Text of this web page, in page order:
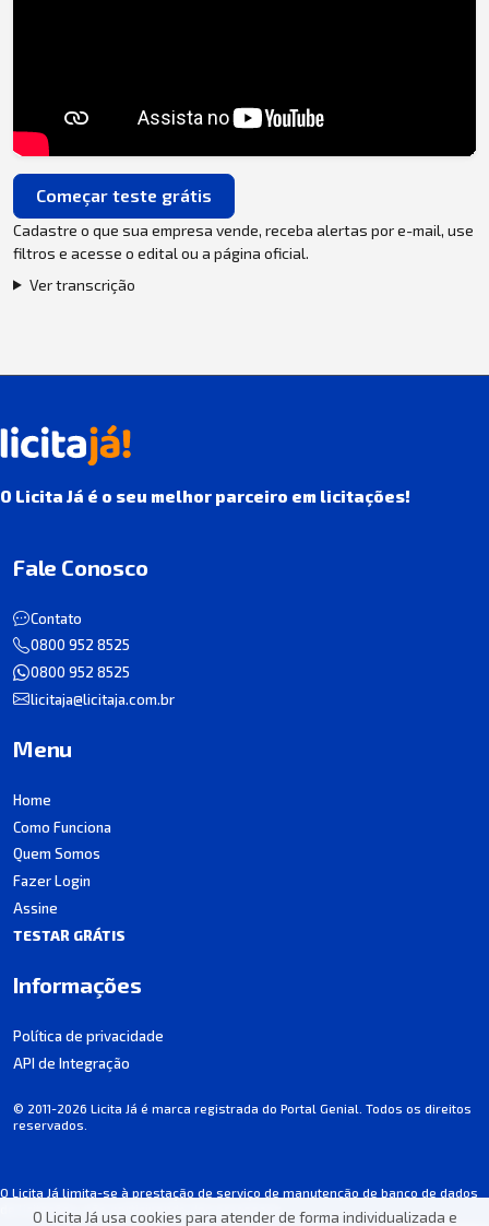
O Licita Já usa cookies para atender de forma individualizada e
Começar teste grátis
Cadastre o que sua empresa vende, receba alertas por e-mail, use
filtros e acesse o edital ou a página oficial.
Ver transcrição
O Licita Já é o seu melhor parceiro em licitações!
O Licita Já limita-se à prestação de serviço de manutenção de banco de dados
de licitações, não participando dos processos.
Fale Conosco
Contato
0800 952 8525
0800 952 8525
licitaja@licitaja.com.br
Menu
Home
Como Funciona
Quem Somos
Fazer Login
Assine
TESTAR GRÁTIS
Informações
Política de privacidade
API de Integração
© 2011-2026 Licita Já é marca registrada do Portal Genial. Todos os direitos
reservados.